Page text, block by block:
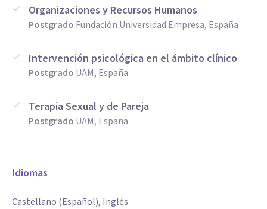
Organizaciones y Recursos Humanos
Postgrado Fundación Universidad Empresa, España
Intervención psicológica en el ámbito clínico
Postgrado UAM, España
Terapia Sexual y de Pareja
Postgrado UAM, España
Idiomas
Castellano (Español), Inglés